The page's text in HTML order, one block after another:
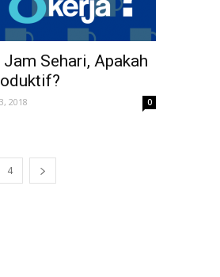
Sehari, Apakah
2018 0
4